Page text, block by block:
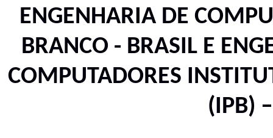
ENGENHARIA DE
BRANCO - BRASIL E
COMPUTADORES
(IPB)